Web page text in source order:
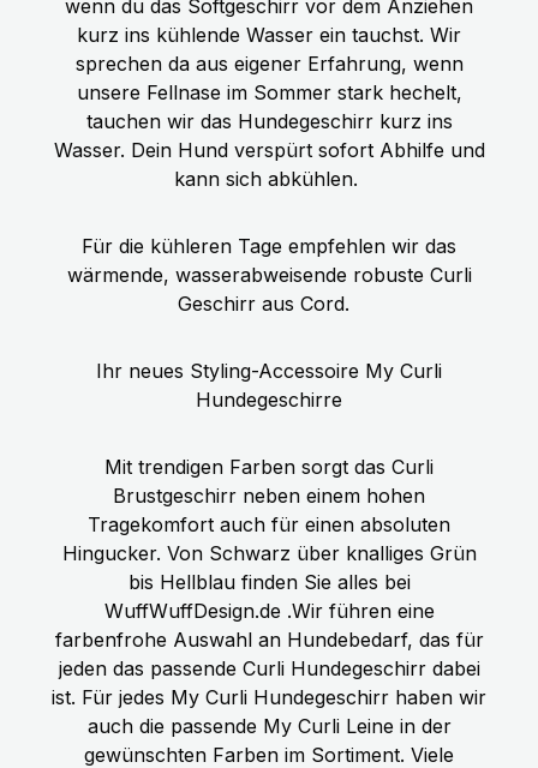
wenn du das Softgeschirr vor dem Anziehen
kurz ins kühlende Wasser ein tauchst. Wir
sprechen da aus eigener Erfahrung, wenn
unsere Fellnase im Sommer stark hechelt,
tauchen wir das Hundegeschirr kurz ins
Wasser. Dein Hund verspürt sofort Abhilfe und
kann sich abkühlen.
Für die kühleren Tage empfehlen wir das
wärmende, wasserabweisende robuste Curli
Geschirr aus Cord.
Ihr neues Styling-Accessoire My Curli
Hundegeschirre
Mit trendigen Farben sorgt das Curli
Brustgeschirr neben einem hohen
Tragekomfort auch für einen absoluten
Hingucker. Von Schwarz über knalliges Grün
bis Hellblau finden Sie alles bei
WuffWuffDesign.de .Wir führen eine
farbenfrohe Auswahl an Hundebedarf, das für
jeden das passende Curli Hundegeschirr dabei
ist. Für jedes My Curli Hundegeschirr haben wir
auch die passende My Curli Leine in der
gewünschten Farben im Sortiment. Viele